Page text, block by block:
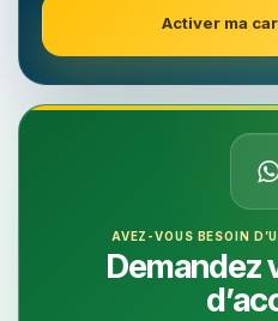
Activer ma
AVEZ-VOUS BESOIN
Demandez